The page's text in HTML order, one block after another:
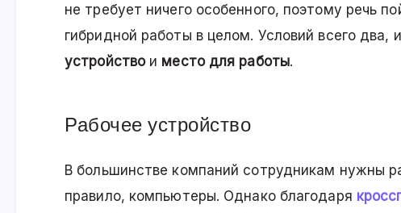
не требует ничего особенного, поэтому речь
гибридной работы в целом. Условий всего два,
устройствои место для работы.
Рабочее устройство
В большинстве компаний сотрудникам нужны
правило, компьютеры. Однако благодаря